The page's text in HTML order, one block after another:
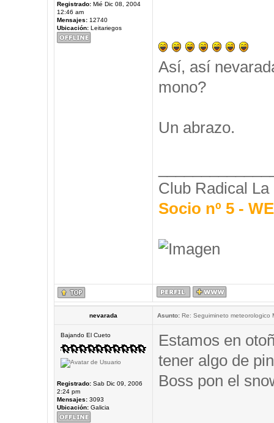
Registrado:Mié Dic 08, 2004
12:46 am
Mensajes:12740
Ubicación:Leitariegos
Así, así
mono?
Un abrazo.
Club Radical La
Socio nº 5 -
nevarada Asunto:Re: Seguimineto meteorologico
Bajando El Cueto
Registrado:Sab Dic 09, 2006
2:24 pm
Mensajes:3093
Ubicación:Galicia
Estamos en
tener algo de
Boss pon el